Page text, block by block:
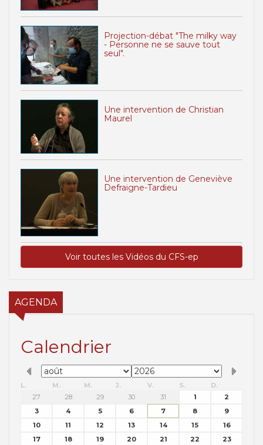
Projection-débat "The milky way
- Personne ne se sauve tout
seul".
Une intervention de Christian
Maurel
Une intervention de Geneviève
Defraigne-Tardieu
Voir toutes les Vidéos du CFS-ep
AGENDA
Calendrier
L. M. M. J. V. S.
D.
27
28 29 30 31 1
2
3
4 5 6 7 8
9
10
11 12 13 14 15
16
17
18 19 20 21 22
23